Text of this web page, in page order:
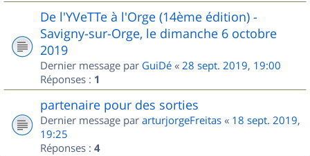
De l'YVeTTe à l'Orge (14ème édition) -
Savigny-sur-Orge, le dimanche 6 octobre
2019
Dernier message par GuiDé « 28 sept. 2019, 19:00
Réponses : 1
partenaire pour des sorties
Dernier message par arturjorgeFreitas « 18 sept. 2019,
19:25
Réponses : 4